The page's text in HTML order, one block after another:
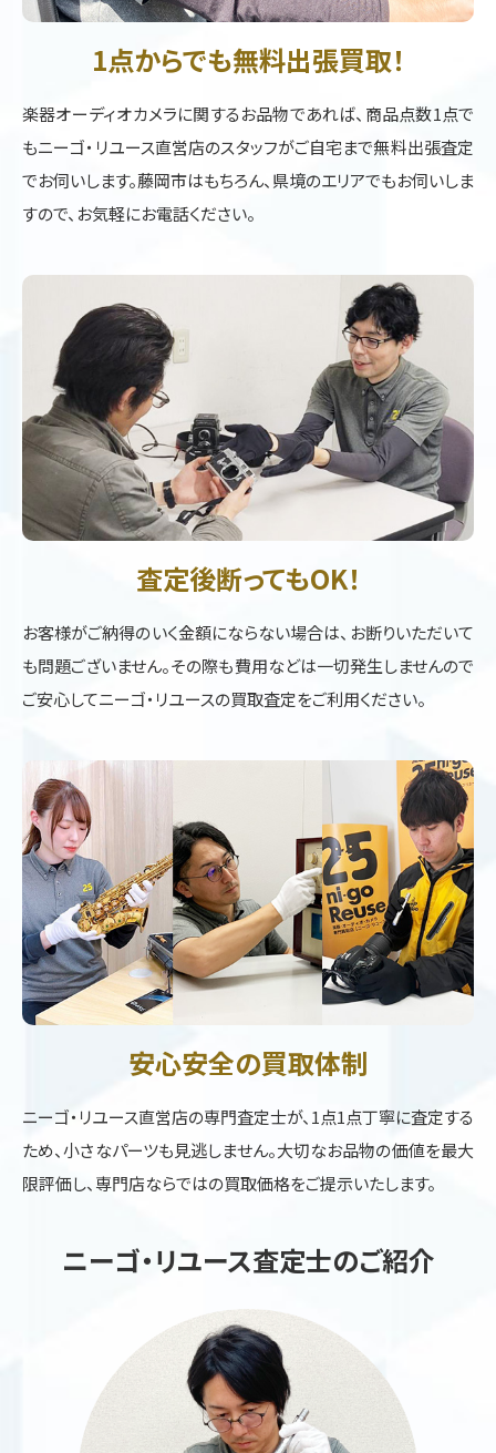
1点からでも無料出張買取！
楽器オーディオカメラに関するお品物であれば、商品点数1点で
もニーゴ・リユース直営店のスタッフがご自宅まで無料出張査定
でお伺いします。藤岡市はもちろん、県境のエリアでもお伺いしま
すので、お気軽にお電話ください。
査定後断ってもOK！
お客様がご納得のいく金額にならない場合は、お断りいただいて
も問題ございません。その際も費用などは一切発生しませんので
ご安心してニーゴ・リユースの買取査定をご利用ください。
安心安全の買取体制
ニーゴ・リユース直営店の専門査定士が、1点1点丁寧に査定する
ため、小さなパーツも見逃しません。大切なお品物の価値を最大
限評価し、専門店ならではの買取価格をご提示いたします。
ニーゴ・リユース査定士のご紹介